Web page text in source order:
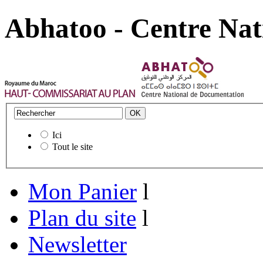
Abhatoo - Centre
Ici
Tout le site
Mon Panier l
Plan du site l
Newsletter